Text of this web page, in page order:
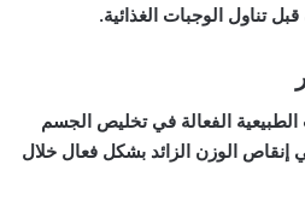
تناول الوجبات الغذائية.
الفعالة في تخليص الجسم
إنقاص الوزن الزائد بشكل فعال خلال